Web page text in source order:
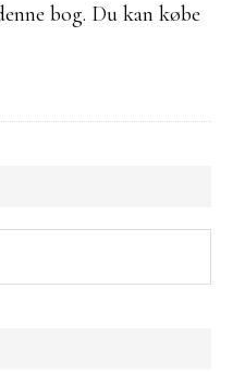
bog. Du kan købe